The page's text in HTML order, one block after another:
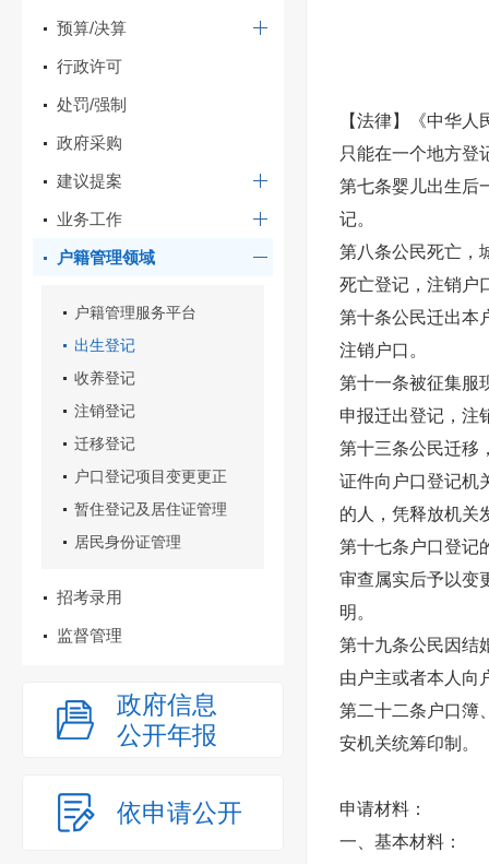
预算/决算
行政许可
处罚/强制
政府采购
建议提案
业务工作
户籍管理领域
户籍管理服务平台
出生登记
收养登记
注销登记
迁移登记
户口登记项目变更更正
暂住登记及居住证管理
居民身份证管理
招考录用
监督管理
政府信息
公开年报
依申请公开
【法律】《中华
只能在一个地方登
第七条婴儿出生后
记。
第八条公民死亡，
死亡登记，注销户
第十条公民迁出本
注销户口。
第十一条被征集服
申报迁出登记，注
第十三条公民迁移
证件向户口登记机
的人，凭释放机关
第十七条户口登记
审查属实后予以变
明。
第十九条公民因结
由户主或者本人向
第二十二条户口簿
安机关统筹印制。
申请材料：
一、基本材料：